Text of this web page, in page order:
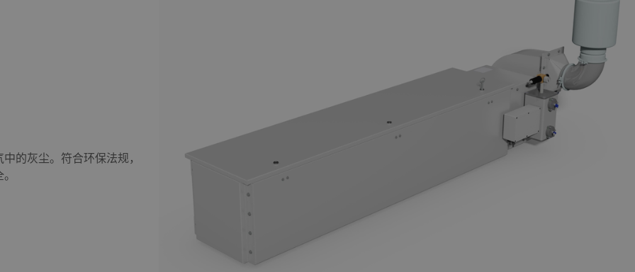
的灰尘。符合环保法规，